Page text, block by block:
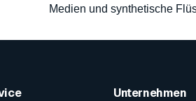
Medien und synthetische
Unternehmen